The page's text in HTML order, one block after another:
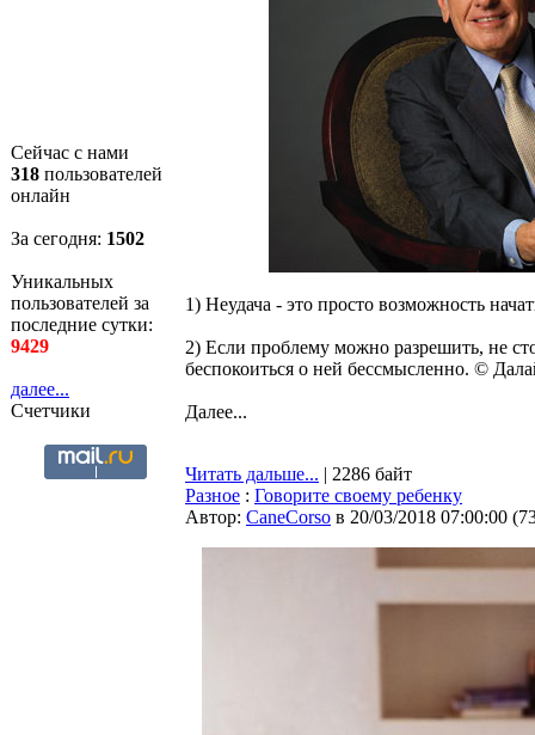
Сейчас с нами
318 пользователей
онлайн
За сегодня: 1503
Уникальных
пользователей за
последние сутки:
9429
далее...
Счетчики
1) Неудача - это просто возможность
2) Если проблему можно разрешить, не
беспокоиться о ней бессмысленно. ©
Далее...
Читать дальше... | 2286 байт
Разное : Говорите своему ребенку
Автор: CaneCorso в 20/03/2018 07:00:00 (